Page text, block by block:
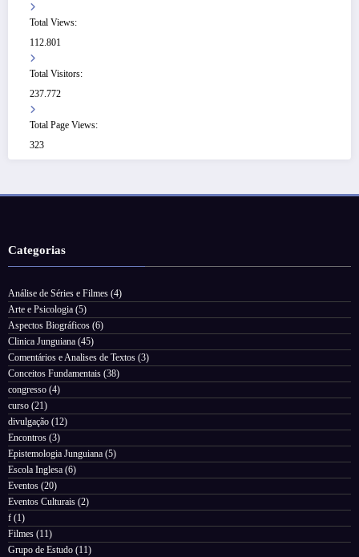
Total Views:
112.801
Total Visitors:
237.772
Total Page Views:
323
Categorias
Análise de Séries e Filmes (4)
Arte e Psicologia (5)
Aspectos Biográficos (6)
Clinica Junguiana (45)
Comentários e Analises de Textos (3)
Conceitos Fundamentais (38)
congresso (4)
curso (21)
divulgação (12)
Encontros (3)
Epistemologia Junguiana (5)
Escola Inglesa (6)
Eventos (20)
Eventos Culturais (2)
f (1)
Filmes (11)
Grupo de Estudo (11)